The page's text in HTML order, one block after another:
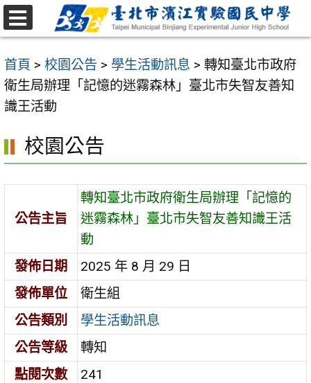
跳
至
要
內
容
首頁 > 校園公告 > 學生活動訊息 > 轉知臺北市政府
衛生局辦理「記憶的迷霧森林」臺北市失智友善知
識王活動
校園公告
公告主旨
轉知臺北市政府衛生局辦理「記憶的
迷霧森林」臺北市失智友善知識王活
動
發佈日期
2025 年 8 月 29 日
發佈單位
衛生組
公告類別
學生活動訊息
公告等級
轉知
點閱次數
241
選
單